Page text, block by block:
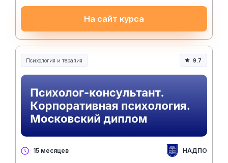
На сайт курса
Психология и терапия 9.7
15 месяцев НАДПО